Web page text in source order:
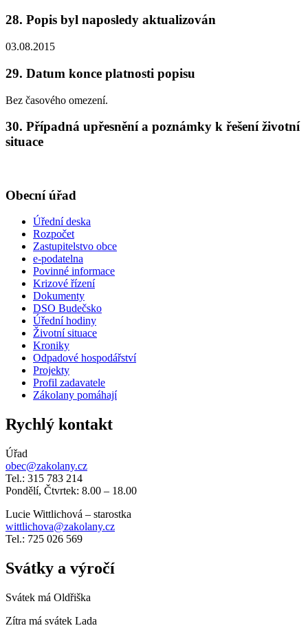
28. Popis byl naposledy aktualizován
03.08.2015
29. Datum konce platnosti popisu
Bez časového omezení.
30. Případná upřesnění a poznámky k řešení životní
situace
Obecní úřad
Úřední deska
Rozpočet
Zastupitelstvo obce
e-podatelna
Povinné informace
Krizové řízení
Dokumenty
DSO Budečsko
Úřední hodiny
Životní situace
Kroniky
Odpadové hospodářství
Projekty
Profil zadavatele
Zákolany pomáhají
Rychlý kontakt
Úřad
obec@zakolany.cz
Tel.: 315 783 214
Pondělí, Čtvrtek: 8.00 – 18.00
Lucie Wittlichová – starostka
wittlichova@zakolany.cz
Tel.: 725 026 569
Svátky a výročí
Svátek má Oldřiška
Zítra má svátek Lada